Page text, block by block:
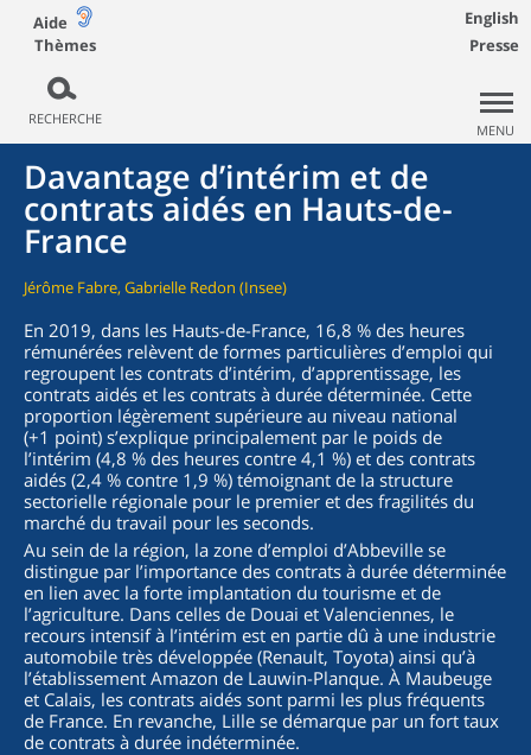
Aide
Thèmes
RECHERCHE
English
Presse
MENU
Davantage d’intérim et de
contrats aidés en Hauts-de-
France
Jérôme Fabre, Gabrielle Redon (Insee)
En 2019, dans les Hauts-de-France, 16,8 % des heures
rémunérées relèvent de formes particulières d’emploi qui
regroupent les contrats d’intérim, d’apprentissage, les
contrats aidés et les contrats à durée déterminée. Cette
proportion légèrement supérieure au niveau national
(+1 point) s’explique principalement par le poids de
l’intérim (4,8 % des heures contre 4,1 %) et des contrats
aidés (2,4 % contre 1,9 %) témoignant de la structure
sectorielle régionale pour le premier et des fragilités du
marché du travail pour les seconds.
Au sein de la région, la zone d’emploi d’Abbeville se
distingue par l’importance des contrats à durée déterminée
en lien avec la forte implantation du tourisme et de
l’agriculture. Dans celles de Douai et Valenciennes, le
recours intensif à l’intérim est en partie dû à une industrie
automobile très développée (Renault, Toyota) ainsi qu’à
l’établissement Amazon de Lauwin-Planque. À Maubeuge
et Calais, les contrats aidés sont parmi les plus fréquents
de France. En revanche, Lille se démarque par un fort taux
de contrats à durée indéterminée.